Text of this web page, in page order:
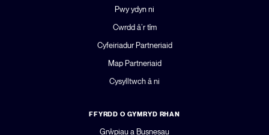
Pwy ydyn ni
Cwrdd â’r tîm
Cyfeiriadur Partneriaid
Map Partneriaid
Cysylltwch â ni
FFYRDD O GYMRYD RHAN
Grŵpiau a Busnesau